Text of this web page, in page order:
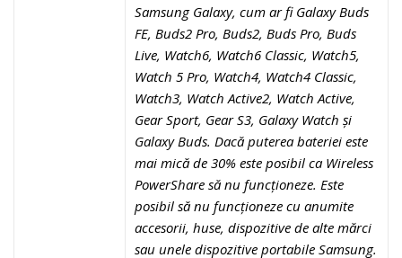
Samsung Galaxy, cum ar fi Galaxy Buds
FE, Buds2 Pro, Buds2, Buds Pro, Buds
Live, Watch6, Watch6 Classic, Watch5,
Watch 5 Pro, Watch4, Watch4 Classic,
Watch3, Watch Active2, Watch Active,
Gear Sport, Gear S3, Galaxy Watch și
Galaxy Buds. Dacă puterea bateriei este
mai mică de 30% este posibil ca Wireless
PowerShare să nu funcționeze. Este
posibil să nu funcționeze cu anumite
accesorii, huse, dispozitive de alte mărci
sau unele dispozitive portabile Samsung.